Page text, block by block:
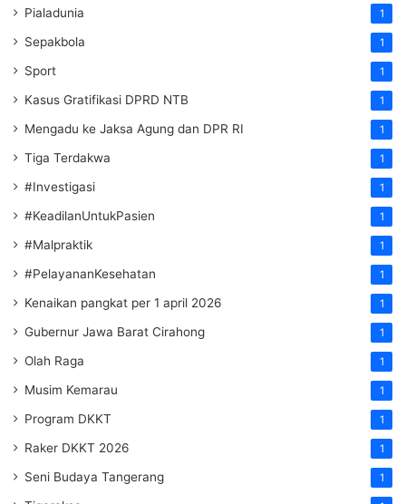
Pialadunia 1
Sepakbola 1
Sport 1
Kasus Gratifikasi DPRD NTB 1
Mengadu ke Jaksa Agung dan DPR RI 1
Tiga Terdakwa 1
#Investigasi 1
#KeadilanUntukPasien 1
#Malpraktik 1
#PelayananKesehatan 1
Kenaikan pangkat per 1 april 2026 1
Gubernur Jawa Barat Cirahong 1
Olah Raga 1
Musim Kemarau 1
Program DKKT 1
Raker DKKT 2026 1
Seni Budaya Tangerang 1